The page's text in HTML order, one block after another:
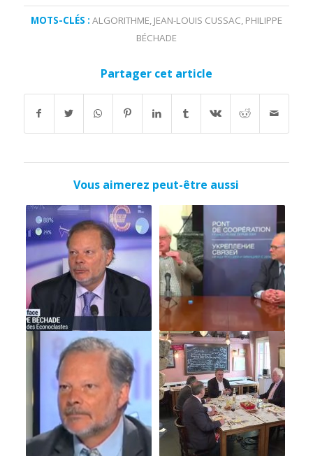
MOTS-CLÉS : ALGORITHME, JEAN-LOUIS CUSSAC, PHILIPPE
BÉCHADE
Partager cet article
Vous aimerez peut-être aussi